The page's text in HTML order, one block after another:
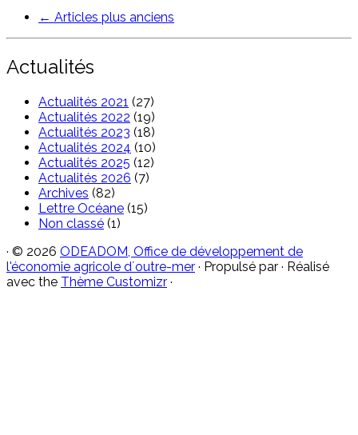
← Articles plus anciens
Actualités
Actualités 2021 (27)
Actualités 2022 (19)
Actualités 2023 (18)
Actualités 2024 (10)
Actualités 2025 (12)
Actualités 2026 (7)
Archives (82)
Lettre Océane (15)
Non classé (1)
· © 2026 ODEADOM, Office de développement de
l'économie agricole d´outre-mer · Propulsé par · Réalisé
avec the Thème Customizr ·